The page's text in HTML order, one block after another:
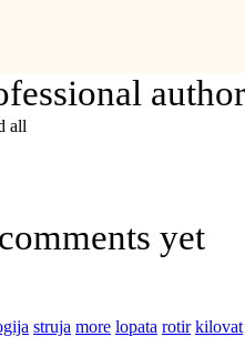
all
yet
struja more lopata rotir kilovat